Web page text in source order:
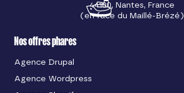
44100, Nantes, France
(en face du Maillé-Brézé)
Nos offres phares
Agence Drupal
Agence Wordpress